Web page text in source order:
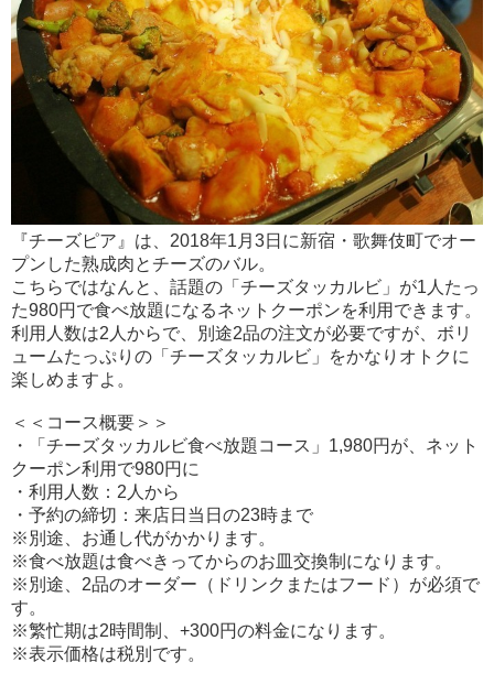
『チーズピア』は、2018年1月3日に新宿・歌舞伎町でオー
プンした熟成肉とチーズのバル。
こちらではなんと、話題の「チーズタッカルビ」が1人たっ
た980円で食べ放題になるネットクーポンを利用できます。
利用人数は2人からで、別途2品の注文が必要ですが、ボリ
ュームたっぷりの「チーズタッカルビ」をかなりオトクに
楽しめますよ。
＜＜コース概要＞＞
・「チーズタッカルビ食べ放題コース」1,980円が、ネット
クーポン利用で980円に
・利用人数：2人から
・予約の締切：来店日当日の23時まで
※別途、お通し代がかかります。
※食べ放題は食べきってからのお皿交換制になります。
※別途、2品のオーダー（ドリンクまたはフード）が必須で
す。
※繁忙期は2時間制、+300円の料金になります。
※表示価格は税別です。